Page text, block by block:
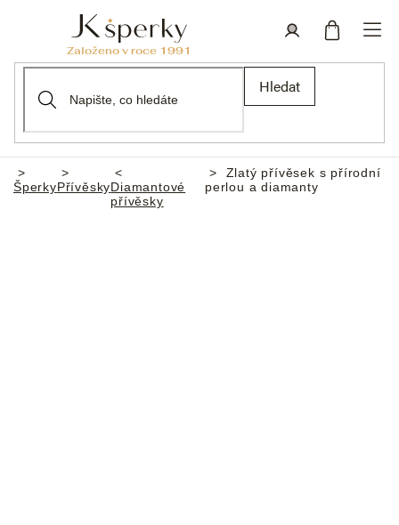
Hledat
Domů
ŠperkyPřívěskyDiamantové
přívěsky
Zlatý přívěsek s přírodní
perlou a diamanty